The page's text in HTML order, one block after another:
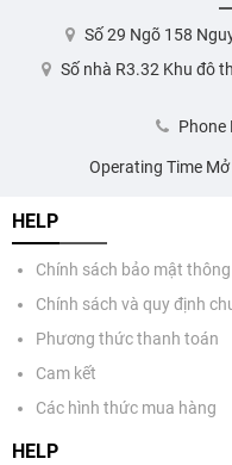
Số 29 Ngõ 158
Số nhà R3.32 Khu đô
Phone
Operating Time
HELP
Chính sách bảo mật
Chính sách và quy định
Phương thức thanh toán
Cam kết
Các hình thức mua hàng
HELP